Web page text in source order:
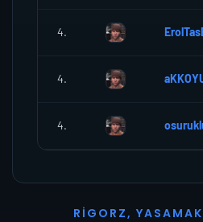
4.
4.
4.
R I G O R Z, YASAMAK